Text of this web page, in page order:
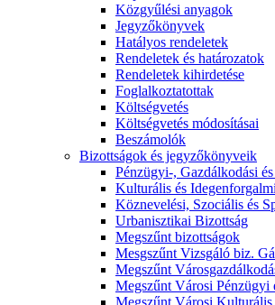
Közgyűlési anyagok
Jegyzőkönyvek
Hatályos rendeletek
Rendeletek és határozatok
Rendeletek kihirdetése
Foglalkoztatottak
Költségvetés
Költségvetés módosításai
Beszámolók
Bizottságok és jegyzőkönyveik
Pénzügyi-, Gazdálkodási
Kulturális és
Köznevelési, Szociális és
Urbanisztikai Bizottság
Megszűnt bizottságok
Mesgszűnt Vizsgáló biz.
Megszűnt
Megszűnt Városi Pénzügyi
Megszűnt Városi